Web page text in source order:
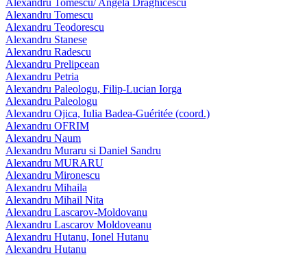
Alexandru Tomescu
Alexandru Teodorescu
Alexandru Stanese
Alexandru Radescu
Alexandru Prelipcean
Alexandru Petria
Alexandru Paleologu, Filip-Lucian Iorga
Alexandru Paleologu
Alexandru Ojica, Iulia Badea-Guéritée (coord.)
Alexandru OFRIM
Alexandru Naum
Alexandru Muraru si Daniel Sandru
Alexandru MURARU
Alexandru Mironescu
Alexandru Mihaila
Alexandru Mihail Nita
Alexandru Lascarov-Moldovanu
Alexandru Lascarov Moldoveanu
Alexandru Hutanu, Ionel Hutanu
Alexandru Hutanu